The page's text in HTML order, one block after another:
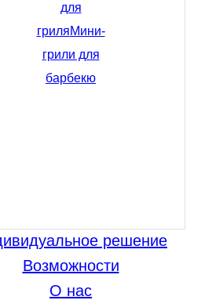
для
гриляМини-
грили для
барбекю
решение
Возможности
О нас